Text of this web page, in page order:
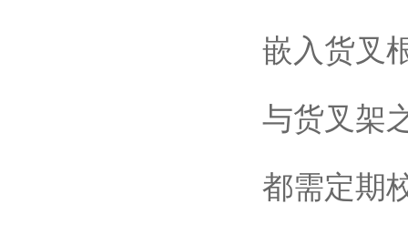
嵌入货叉
与货叉架
都需定期